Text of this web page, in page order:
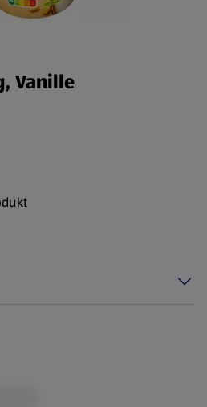
Vanille